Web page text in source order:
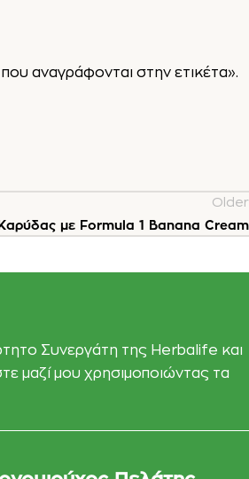
αναγράφονται στην ετικέτα».
Older
με Formula 1 Banana Cream
Συνεργάτη της Herbalife και
μαζί μου χρησιμοποιώντας τα